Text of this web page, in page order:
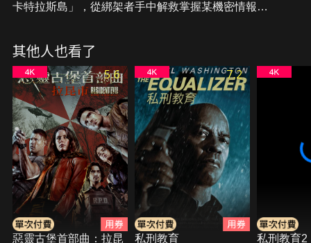
卡特拉斯島」，從綁架者手中解救掌握某機密情報的
斯、克蕾兒兄妹檔、吉兒與蕾貝卡正調查舊金山最新
爆發的殭屍感染疫情，一行人從被沖上海灘的虎鯨屍
體上的咬痕中檢測出T病毒，而一切源頭指向惡魔
島。 主角們一同前往惡魔島調查真相，殊不知這一切
皆是有人暗中安排的陰謀，五人齊聚面對迎面而來的
種種危機。
其他人也看了
5.6
惡靈古堡首部曲：拉昆
7.2
私刑教育 私刑教育2